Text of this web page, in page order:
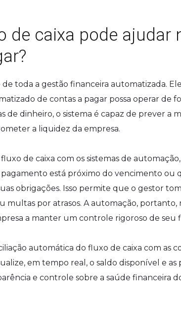
de caixa pode ajudar
de toda a gestão financeira automatizada.
de contas a pagar possa operar de
de dinheiro, o sistema é capaz de prever a
a liquidez da empresa.
de caixa com os sistemas de
está próximo do vencimento ou
obrigações. Isso permite que o gestor
multas por atrasos. A automação, portanto,
a manter um controle rigoroso de seu
automática do fluxo de caixa com as
em tempo real, o saldo disponível e as
e controle sobre a saúde financeira